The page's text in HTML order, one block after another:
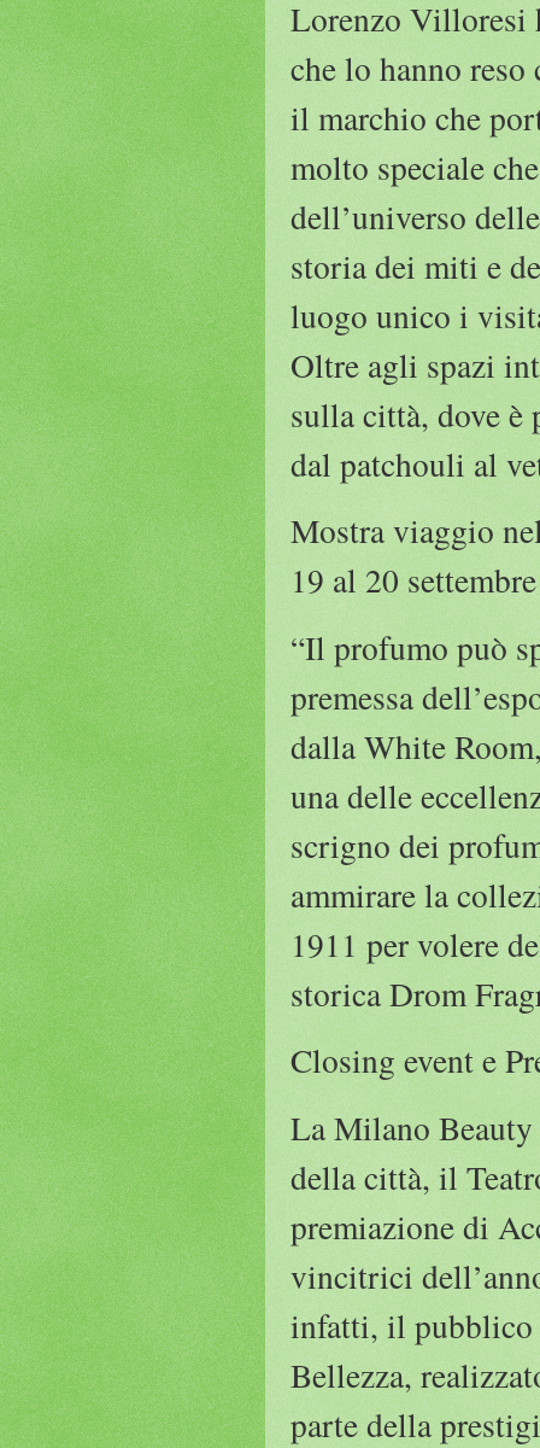
Lorenzo Villoresi
che lo hanno
il marchio che
molto speciale
dell’universo
storia dei miti e
luogo unico i
Oltre agli spazi
sulla città, dove è
dal patchouli al
Mostra viaggio
19 al 20 settembre
“Il profumo può
premessa
dalla White
una delle
scrigno dei
ammirare la
1911 per volere
storica Drom
Closing event e
La Milano
della città, il
premiazione di
vincitrici
infatti, il pubblico
Bellezza,
parte della